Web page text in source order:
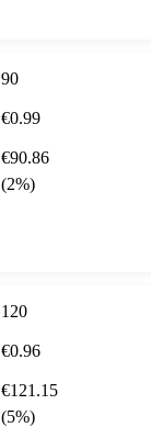
90
€0.99
€90.86
(2%)
120
€0.96
€121.15
(5%)